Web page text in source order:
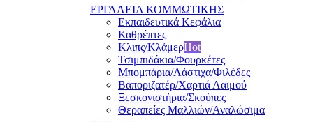
ΕΡΓΑΛΕΙΑ ΚΟΜΜΩΤΙΚΗΣ
Εκπαιδευτικά Κεφάλια
Καθρέπτες
Κλιπς/ΚλάμερHot
Τσιμπιδάκια/Φουρκέτες
Μπομπάρια/Λάστιχα/Φιλέδες
Βαποριζατέρ/Χαρτιά Λαιμού
Ξεσκονιστήρια/Σκούπες
Θεραπείες Μαλλιών/Αναλώσιμα